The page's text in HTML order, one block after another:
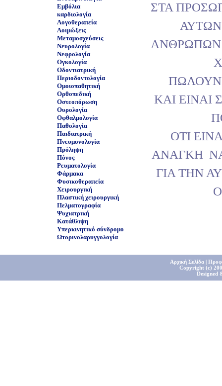
Εμβόλια
καρδιολογία
Λογοθεραπεία
Λοιμώξεις
Μεταμοσχεύσεις
Νευρολογία
Νεφρολογία
Ογκολογία
Οδοντιατρική
Περιοδοντολογία
Ομοιοπαθητική
Ορθοπεδική
Οστεοπόρωση
Ουρολογία
Οφθαλμολογία
Παθολογία
Παιδιατρική
Πνευμονολογία
Πρόληψη
Πόνος
Ρευματολογία
Φάρμακα
Φυσικοθεραπεία
Χειρουργική
Πλαστική χειρουργική
Πελματογραφία
Ψυχιατρική
Κατάθλιψη
Υπερκινητικό σύνδρομο
Ωτορινολαρυγγολογία
ΣΤΑ
ΑΝΘΡΩΠΩΝ
ΠΩΛΟΥΝ
ΚΑΙ
ΟΤΙ
ΑΝΑΓΚΗ
ΓΙΑ ΤΗΝ
Αρχική Σελίδα|
Copyright (c)
Designed